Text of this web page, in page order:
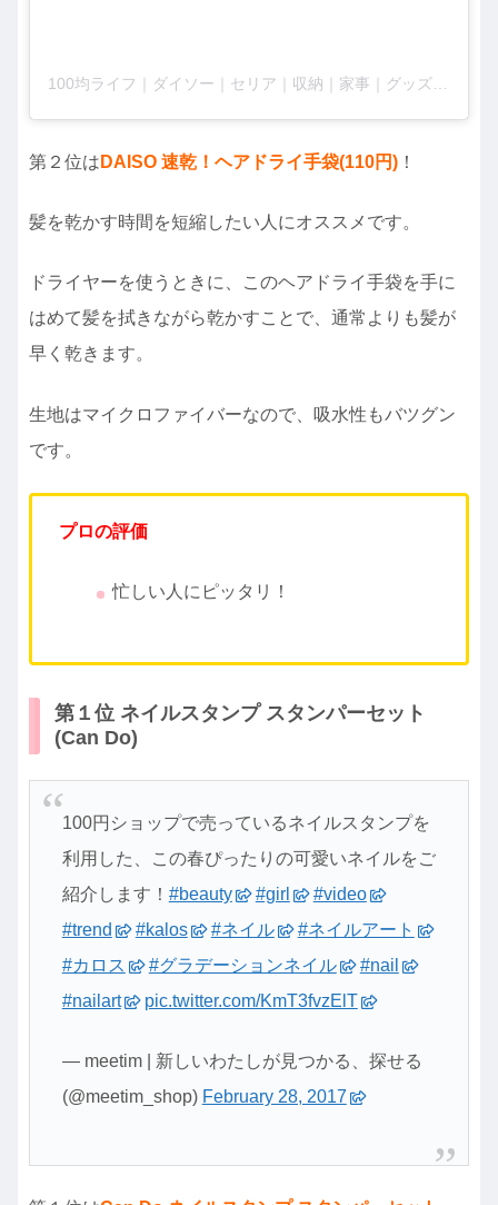
第２位は DAISO 速乾！ヘアドライ手袋(110円) ！
髪を乾かす時間を短縮したい人にオススメです。
ドライヤーを使うときに、このヘアドライ手袋を手に
はめて髪を拭きながら乾かすことで、通常よりも髪が
早く乾きます。
生地はマイクロファイバーなので、吸水性もバツグン
です。
プロの評価
忙しい人にピッタリ！
第１位 ネイルスタンプ スタンパーセット
(Can Do)
100円ショップで売っているネイルスタンプを
利用した、この春ぴったりの可愛いネイルをご
紹介します！ #beauty #girl
#video
#trend
#kalos #ネイル
#ネイルアート
#カロス
#グラデーションネイル
#nail
#nailart
pic.twitter.com/KmT3fvzElT
— meetim | 新しいわたしが見つかる、探せる
(@meetim_shop) February 28, 2017